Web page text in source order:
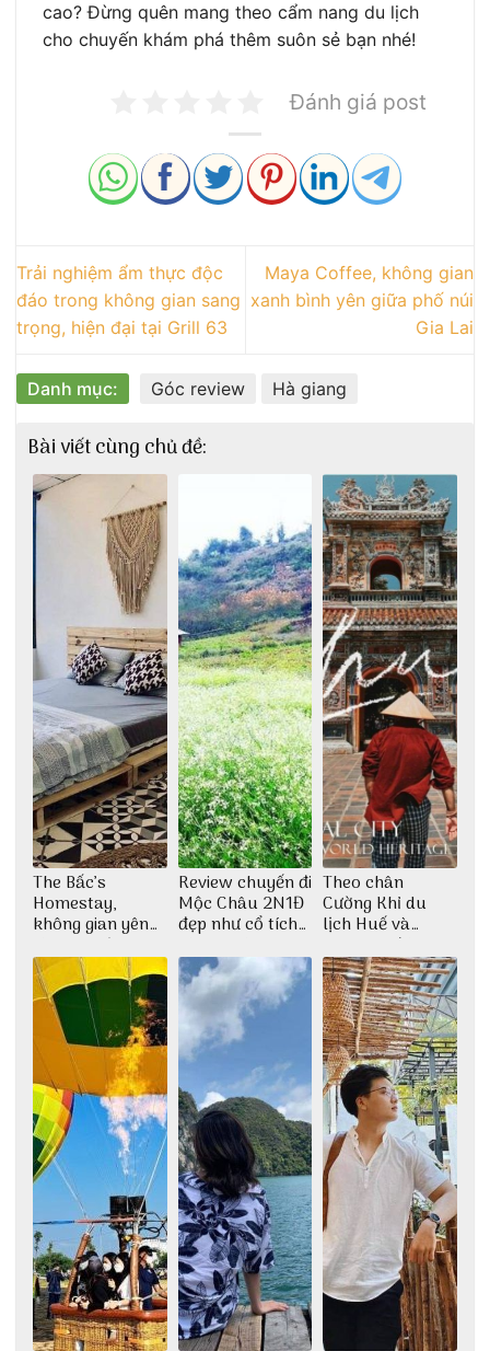
cao? Đừng quên mang theo cẩm nang du lịch
cho chuyến khám phá thêm suôn sẻ bạn nhé!
Đánh giá post
Trải nghiệm ẩm thực độc
đáo trong không gian sang
trọng, hiện đại tại Grill 63
Maya Coffee, không gian
xanh bình yên giữa phố núi
Gia Lai
Danh mục: Góc review Hà giang
Bài viết cùng chủ đề:
The Bấc’s
Homestay,
không gian yên
bình tại Hòn Sơn
Review chuyến đi
Mộc Châu 2N1Đ
đẹp như cổ tích
Thu Hà
Theo chân
Cường Khỉ du
lịch Huế và
check-in đúng
những góc chụp
đẹp